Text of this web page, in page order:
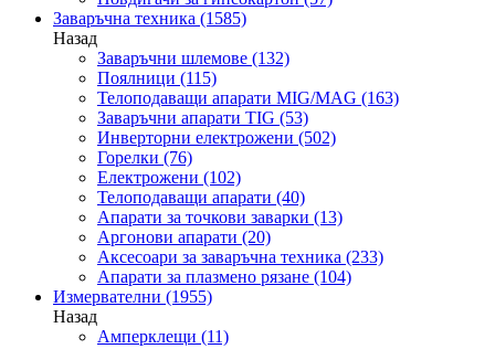
Заваръчна техника (1585)
Назад
Заваръчни шлемове (132)
Поялници (115)
Телоподаващи апарати MIG/MAG (163)
Заваръчни апарати TIG (53)
Инверторни електрожени (502)
Горелки (76)
Електрожени (102)
Телоподаващи апарати (40)
Апарати за точкови заварки (13)
Аргонови апарати (20)
Аксесоари за заваръчна техника (233)
Апарати за плазмено рязане (104)
Измервателни (1955)
Назад
Амперклещи (11)